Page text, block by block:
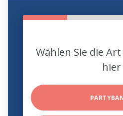
Wählen Sie die
hier